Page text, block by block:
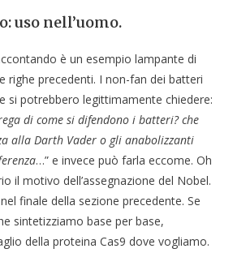
uso nell’uomo.
è un esempio lampante di
righe precedenti. I non-fan dei batteri
si potrebbero legittimamente chiedere:
di come si difendono i batteri? che
alla Darth Vader o gli anabolizzanti
…” e invece può farla eccome. Oh
il motivo dell’assegnazione del Nobel.
finale della sezione precedente. Se
sintetizziamo base per base,
della proteina Cas9 dove vogliamo.